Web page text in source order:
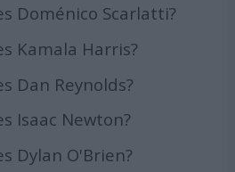
Doménico Scarlatti?
Kamala Harris?
Dan Reynolds?
Isaac Newton?
Dylan O'Brien?